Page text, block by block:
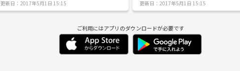
するサークルです(*´∀`)♪ 活動内容は飲み会やスポー
ツなど様々です！ 毎回平均２０名ほど参加されていま
ずつで構成されてます！ 活動場所は新潟市です！ 毎月
新潟市で飲みのイベントも企画してますので お暇があ
て】 ①まずはひまっ子ぐらしの公式LINEで友達登録を
更新日：2017年5月1日 15:15
ちゃわちゃするサークルです(*´∀`)♪ 現在メンバーは
110名です。 近々、新潟市で飲みのイベントも企画し
ω＾） 《日程》 5月26日 《場所》 新潟駅周辺 詳細は後
日また連絡します！ 《締切》 5月20日 【参加申し込み
について】 ①まずはひまっ子ぐらしの公式
登録をお願いします。 https://line.me/R/ti/p/
更新日：2017年5月1日 15:15
ご利用にはアプリのダウンロードが必要です